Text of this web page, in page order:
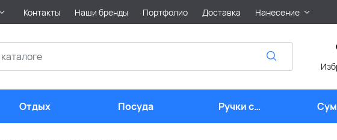
Контакты Наши бренды Портфолио Доставка Нанесение
Отдых Посуда
Ручки с
логотипом